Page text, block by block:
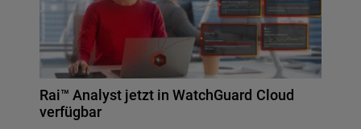
Rai™ Analyst jetzt in WatchGuard Cloud
verfügbar